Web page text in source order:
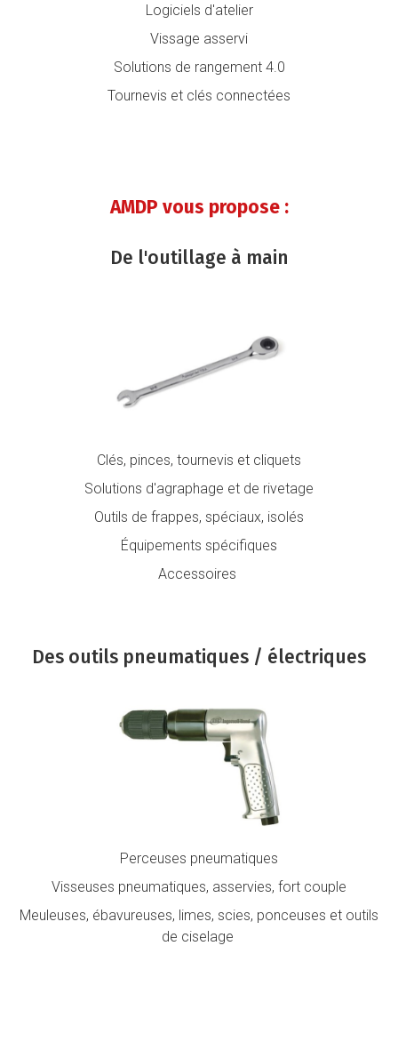
Logiciels d'atelier
Vissage asservi
Solutions de rangement 4.0
Tournevis et clés connectées
AMDP vous propose :
De l'outillage à main
Clés, pinces, tournevis et cliquets
Solutions d'agraphage et de rivetage
Outils de frappes, spéciaux, isolés
Équipements spécifiques
Accessoires
Des outils pneumatiques / électriques
Perceuses pneumatiques
Visseuses pneumatiques, asservies, fort couple
Meuleuses, ébavureuses, limes, scies, ponceuses et outils
de ciselage